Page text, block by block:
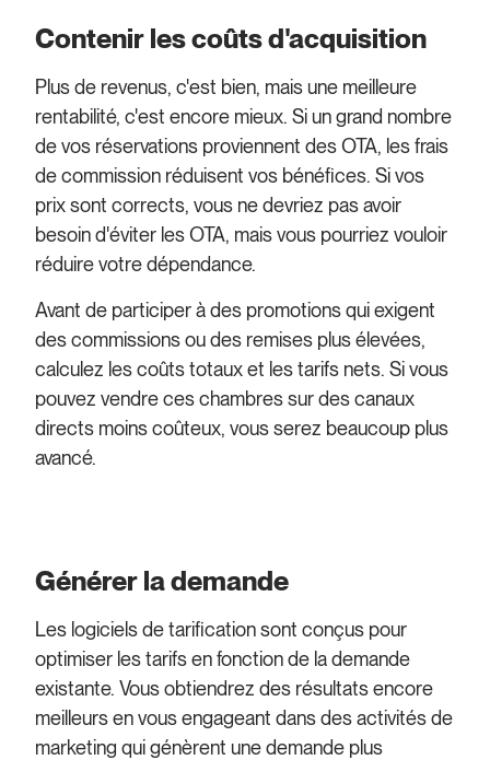
Contenir les coûts d'acquisition
Plus de revenus, c'est bien, mais une meilleure
rentabilité, c'est encore mieux. Si un grand nombre
de vos réservations proviennent des OTA, les frais
de commission réduisent vos bénéfices. Si vos
prix sont corrects, vous ne devriez pas avoir
besoin d'éviter les OTA, mais vous pourriez vouloir
réduire votre dépendance.
Avant de participer à des promotions qui exigent
des commissions ou des remises plus élevées,
calculez les coûts totaux et les tarifs nets. Si vous
pouvez vendre ces chambres sur des canaux
directs moins coûteux, vous serez beaucoup plus
avancé.
Générer la demande
Les logiciels de tarification sont conçus pour
optimiser les tarifs en fonction de la demande
existante. Vous obtiendrez des résultats encore
meilleurs en vous engageant dans des activités de
marketing qui génèrent une demande plus